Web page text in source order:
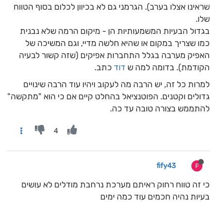
שראינו אצלו בערב). הגרמני גם לא בכיוון לכלום בסוף הטווח
שלו.
בגדול הבעיות המשמעותיות הן - מיקום הרמה שלא נבנית
כמו שצריך במקום או שהיא חלשה מדיי, וגם המשיכה של
האפיק מערבה בגלל התחברות אפיקים (שזה קשור לבעיה
הקודמת). בדומה למה ש דוד כתב.
למרות כל זה, יש הרבה מה לעקוב ויהיו עוד הרבה שינויים
גדולים וקטנים. הפוטנציאל בהחלט קיים אם כי הוא "מתקשה"
להתממש בצורה טובה עד כה.
4
F
fify43
כי זה טווח רחוק ראיתם מערכת נרחבת מודלים לא עושים
בעיות נהיה חכמים עוד כמה ימים